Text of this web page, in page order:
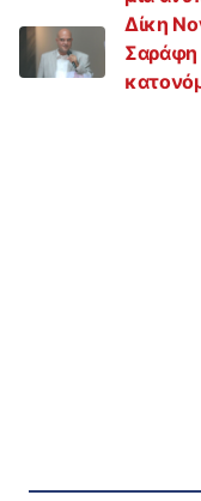
Δίκη
Σαράφη